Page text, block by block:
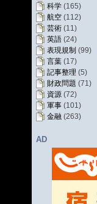
科学 (165)
航空 (112)
芸術 (11)
英語 (24)
表現規制 (99)
言葉 (17)
記事整理 (5)
財政問題 (71)
資源 (72)
軍事 (101)
金融 (263)
AD